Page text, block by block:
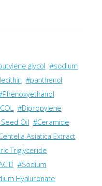
glycol #sodium
#panthenol
#Dipropylene
Oil #Ceramide
Asiatica Extract
Triglyceride
#Sodium
Hyaluronate